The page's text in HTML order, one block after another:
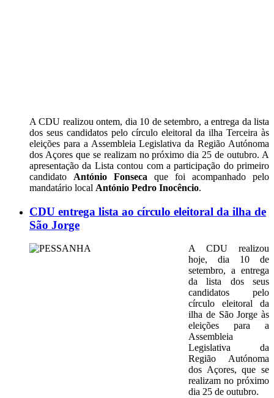
A CDU realizou ontem, dia 10 de setembro, a entrega da lista
dos seus candidatos pelo círculo eleitoral da ilha Terceira às
eleições para a Assembleia Legislativa da Região Autónoma
dos Açores que se realizam no próximo dia 25 de outubro. A
apresentação da Lista contou com a participação do primeiro
candidato António Fonseca que foi acompanhado pelo
mandatário local António Pedro Inocêncio.
CDU entrega lista ao círculo eleitoral da ilha de
São Jorge
A CDU realizou
hoje, dia 10 de
setembro, a entrega
da lista dos seus
candidatos pelo
círculo eleitoral da
ilha de São Jorge às
eleições para a
Assembleia
Legislativa da
Região Autónoma
dos Açores, que se
realizam no próximo
dia 25 de outubro.